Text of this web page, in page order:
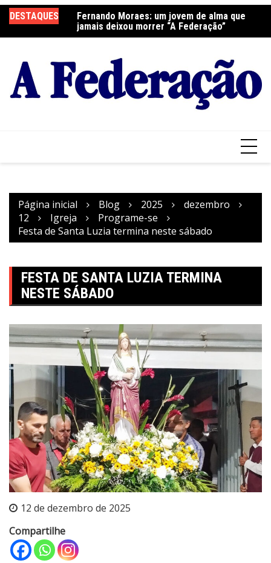
para
o
DESTAQUES
a Festa do
Fernando Moraes: um jovem de alma que
jamais deixou morrer “A Federação”
Página inicial Blog 2025
dezembro
12
Igreja
Programe-se
Festa de Santa Luzia termina neste sábado
FESTA DE SANTA LUZIA TERMINA
NESTE SÁBADO
12 de dezembro de 2025
Compartilhe